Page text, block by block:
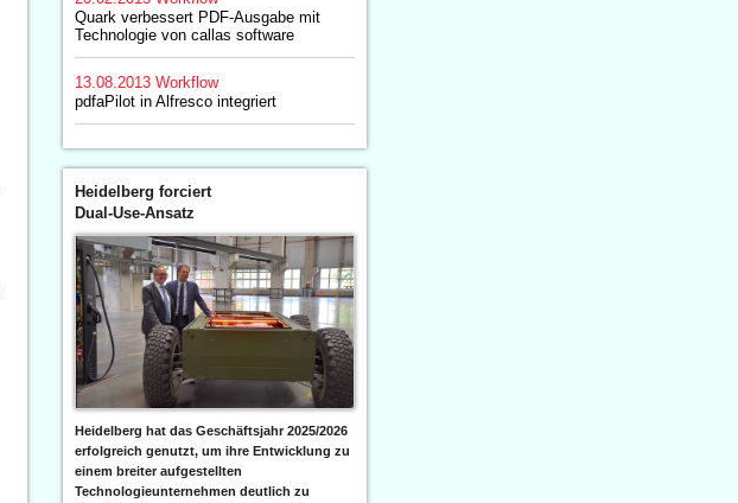
Quark verbessert PDF-Ausgabe mit
Technologie von callas software
13.08.2013 Workflow
pdfaPilot in Alfresco integriert
Heidelberg forciert
Dual-Use-Ansatz
Heidelberg hat das Geschäftsjahr 2025/2026
erfolgreich genutzt, um ihre Entwicklung zu
einem breiter aufgestellten
Technologieunternehmen deutlich zu